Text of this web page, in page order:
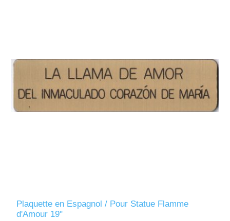
Plaquette en Espagnol / Pour Statue Flamme
d'Amour 19"